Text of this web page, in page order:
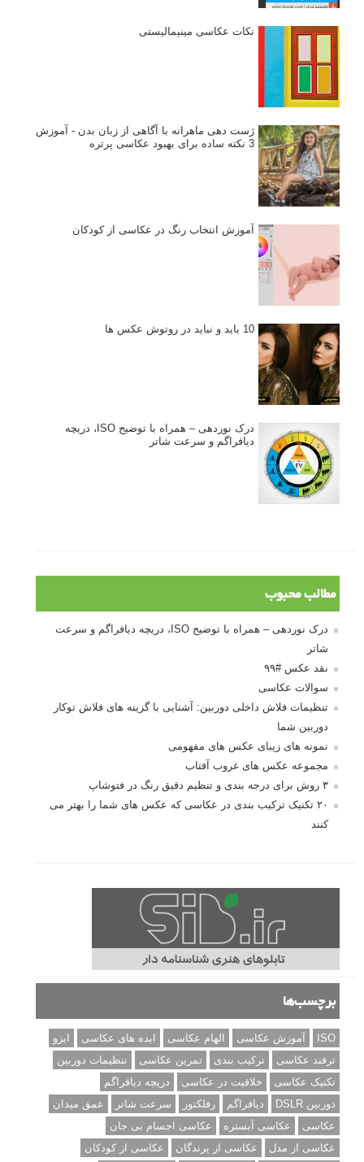
نکات عکاسی مینیمالیستی
ژست دهی ماهرانه با آگاهی از زبان بدن - آموزش
3 نکته ساده برای بهبود عکاسی پرتره
آموزش انتخاب رنگ در عکاسی از کودکان
10 باید و نباید در روتوش عکس ها
درک نوردهی – همراه با توضیح ISO، دریچه
دیافراگم و سرعت شاتر
مطالب محبوب
درک نوردهی – همراه با توضیح ISO، دریچه دیافراگم و سرعت
شاتر
نقد عکس #۹۹
سوالات عکاسی
تنظیمات فلاش داخلی دوربین: آشنایی با گزینه های فلاش توکار
دوربین شما
نمونه های زیبای عکس های مفهومی
مجموعه عکس های غروب آفتاب
۳ روش برای درجه بندی و تنظیم دقیق رنگ در فتوشاپ
۲۰ تکنیک ترکیب بندی در عکاسی که عکس های شما را بهتر می
کنند
برچسب‌ها
ISO آموزش عکاسی الهام عکاسی ایده های عکاسی
ایزو
ترفند عکاسی
ترکیب بندی تمرین عکاسی
تنظیمات دوربین
تکنیک عکاسی
خلاقیت در عکاسی
دریچه دیافراگم
دوربین DSLR
دیافراگم رفلکتور سرعت شاتر
عمق میدان
عکاسی
عکاسی آبستره
عکاسی اجسام بی جان
عکاسی از مدل
عکاسی از پرندگان
عکاسی از کودکان